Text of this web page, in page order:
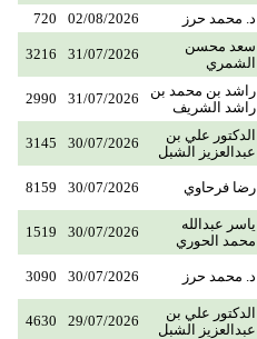
د. محمد حرز 02/08/2026
720
سعد محسن
الشمري
31/07/2026
3216
راشد بن محمد بن
راشد الشريف
31/07/2026
2990
الدكتور علي بن
عبدالعزيز الشبل
30/07/2026
3145
رضا فرحاوي 30/07/2026
8159
ياسر عبدالله
محمد الحوري
30/07/2026
1519
د. محمد حرز 30/07/2026
3090
الدكتور علي بن
عبدالعزيز الشبل
29/07/2026
4630